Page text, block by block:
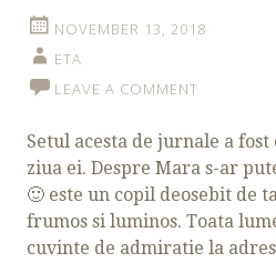
NOVEMBER 13, 2018
ETA
LEAVE A COMMENT
Setul acesta de jurnale a
ziua ei. Despre Mara s-ar
🙂 este un copil deosebit de
frumos si luminos. Toata
cuvinte de admiratie la